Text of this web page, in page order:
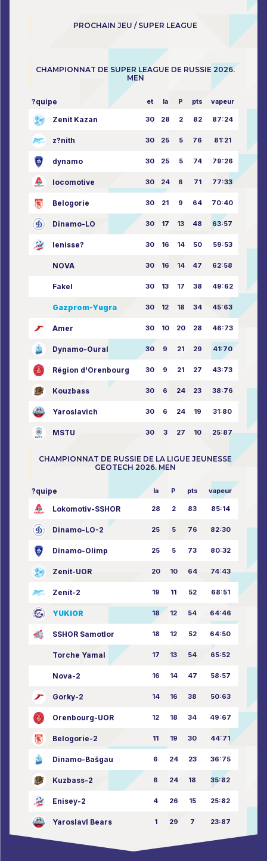
PROCHAIN JEU / SUPER LEAGUE
CHAMPIONNAT DE SUPER LEAGUE DE RUSSIE 2026.
MEN
?quipe et la P pts vapeur
Zenit Kazan 30 28 2 82 87:24
z?nith 30 25 5 76 81:21
dynamo 30 25 5 74 79:26
locomotive 30 24 6 71 77:33
Belogorie 30 21 9 64 70:40
Dinamo-LO 30 17 13 48 63:57
Ienisse? 30 16 14 50 59:53
NOVA 30 16 14 47 62:58
Fakel 30 13 17 38 49:62
Gazprom-Yugra 30 12 18 34 45:63
Amer 30 10 20 28 46:73
Dynamo-Oural 30 9 21 29 41:70
Région d'Orenbourg 30 9 21 27 43:73
Kouzbass 30 6 24 23 38:76
Yaroslavich 30 6 24 19 31:80
MSTU 30 3 27 10 25:87
CHAMPIONNAT DE RUSSIE DE LA LIGUE JEUNESSE
GEOTECH 2026. MEN
?quipe la P pts vapeur
Lokomotiv-SSHOR 28 2 83 85:14
Dinamo-LO-2 25 5 76 82:30
Dinamo-Olimp 25 5 73 80:32
Zenit-UOR 20 10 64 74:43
Zenit-2 19 11 52 68:51
YUKIOR 18 12 54 64:46
SSHOR Samotlor 18 12 52 64:50
Torche Yamal 17 13 54 65:52
Nova-2 16 14 47 58:57
Gorky-2 14 16 38 50:63
Orenbourg-UOR 12 18 34 49:67
Belogorie-2 11 19 30 44:71
Dinamo-Bašgau 6 24 23 36:75
Kuzbass-2 6 24 18 35:82
Enisey-2 4 26 15 25:82
Yaroslavl Bears 1 29 7 23:87